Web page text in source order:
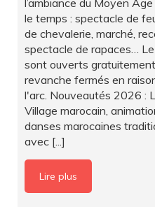
l’ambiance du Moyen
le temps : spectacle de
de chevalerie, marché,
spectacle de rapaces…
sont ouverts
revanche fermés en
l'arc. Nouveautés 2026 :
Village marocain,
danses marocaines
avec [...]
Lire plus